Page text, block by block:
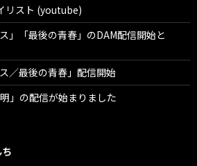
リスト (youtube)
」「最後の青春」のDAM配信開始と
／最後の青春」配信開始
」の配信が始まりました